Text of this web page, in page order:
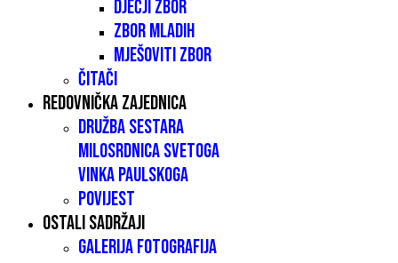
Dječji zbor
Zbor mladih
Mješoviti zbor
Čitači
Redovnička zajednica
Družba sestara
milosrdnica Svetoga
Vinka Paulskoga
Povijest
Ostali sadržaji
Galerija fotografija